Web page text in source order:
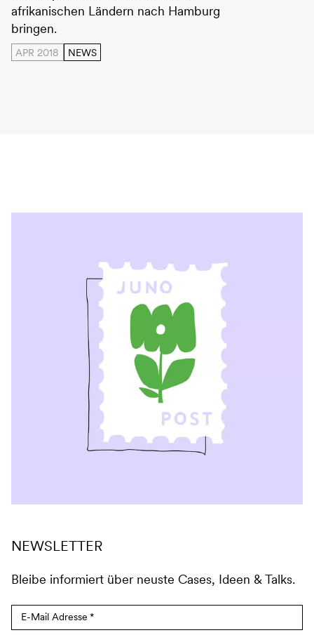
afrikanischen Ländern nach Hamburg
bringen.
APR 2018 NEWS
NEWSLETTER
Bleibe informiert über neuste Cases, Ideen & Talks.
E-Mail Adresse *